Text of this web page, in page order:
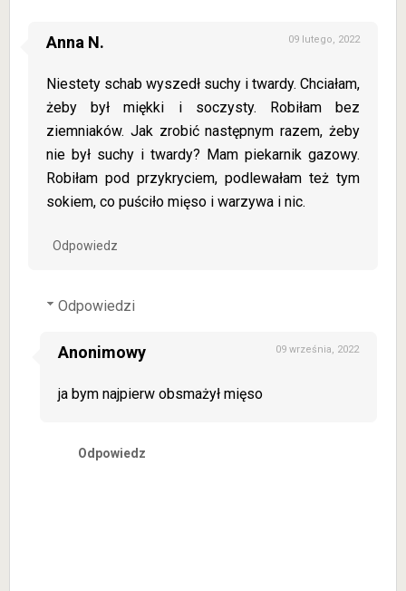
Anna N. 09 lutego, 2022
Niestety schab wyszedł suchy i twardy. Chciałam,
żeby był miękki i soczysty. Robiłam bez
ziemniaków. Jak zrobić następnym razem, żeby
nie był suchy i twardy? Mam piekarnik gazowy.
Robiłam pod przykryciem, podlewałam też tym
sokiem, co puściło mięso i warzywa i nic.
Odpowiedz
Odpowiedzi
Anonimowy 09 września, 2022
ja bym najpierw obsmażył mięso
Odpowiedz